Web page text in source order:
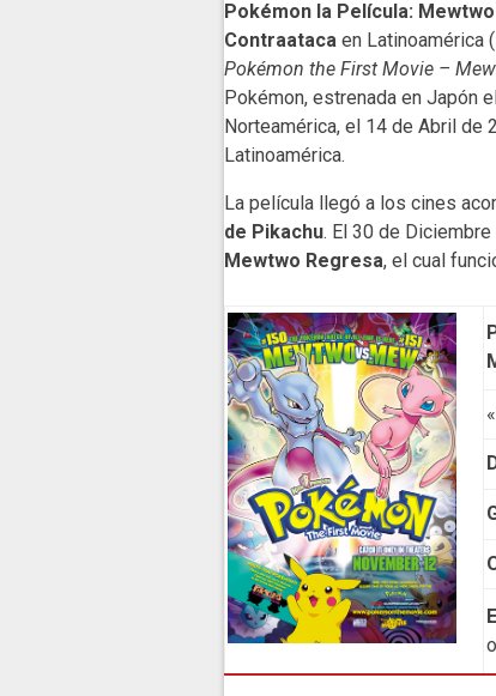
Pokémon la Película:
Contraataca en Latinoamérica (
Pokémon the First Movie –
Pokémon, estrenada en Japón
Norteamérica, el 14 de Abril de
Latinoamérica.
La película llegó a los cines
de Pikachu. El 30 de
Mewtwo Regresa, el cual